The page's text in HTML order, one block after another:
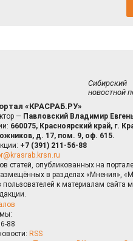
Сибирский
новостной
«КРАСРАБ.РУ»
— Павловский Владимир
660075, Красноярский край, г.
д. 17, пом. 9, оф. 615.
+7 (391) 211-56-88
статей, опубликованных на
в разделах «Мнения»,
к материалам сайта
88
RSS